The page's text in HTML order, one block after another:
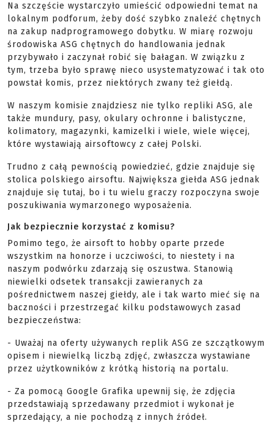
Na szczęście wystarczyło umieścić odpowiedni temat na
lokalnym podforum, żeby dość szybko znaleźć chętnych
na zakup nadprogramowego dobytku. W miarę rozwoju
środowiska ASG chętnych do handlowania jednak
przybywało i zaczynał robić się bałagan. W związku z
tym, trzeba było sprawę nieco usystematyzować i tak oto
powstał komis, przez niektórych zwany też giełdą.
W naszym komisie znajdziesz nie tylko repliki ASG, ale
także mundury, pasy, okulary ochronne i balistyczne,
kolimatory, magazynki, kamizelki i wiele, wiele więcej,
które wystawiają airsoftowcy z całej Polski.
Trudno z całą pewnością powiedzieć, gdzie znajduje się
stolica polskiego airsoftu. Największa giełda ASG jednak
znajduje się tutaj, bo i tu wielu graczy rozpoczyna swoje
poszukiwania wymarzonego wyposażenia.
Jak bezpiecznie korzystać z komisu?
Pomimo tego, że airsoft to hobby oparte przede
wszystkim na honorze i uczciwości, to niestety i na
naszym podwórku zdarzają się oszustwa. Stanowią
niewielki odsetek transakcji zawieranych za
pośrednictwem naszej giełdy, ale i tak warto mieć się na
baczności i przestrzegać kilku podstawowych zasad
bezpieczeństwa:
- Uważaj na oferty używanych replik ASG ze szczątkowym
opisem i niewielką liczbą zdjęć, zwłaszcza wystawiane
przez użytkowników z krótką historią na portalu.
- Za pomocą Google Grafika upewnij się, że zdjęcia
przedstawiają sprzedawany przedmiot i wykonał je
sprzedający, a nie pochodzą z innych źródeł.